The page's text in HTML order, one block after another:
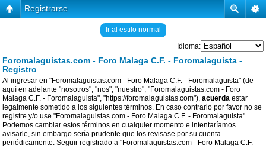
Registrarse
Ir al estilo normal
Idioma:
Foromalaguistas.com - Foro Malaga C.F. - Foromalaguista -
Registro
Al ingresar en "Foromalaguistas.com - Foro Malaga C.F. - Foromalaguista" (de
aquí en adelante "nosotros", "nos", "nuestro", "Foromalaguistas.com - Foro
Malaga C.F. - Foromalaguista", "https://foromalaguistas.com"), acuerda estar
legalmente sometido a los siguientes términos. En caso contrario por favor no se
registre y/o use "Foromalaguistas.com - Foro Malaga C.F. - Foromalaguista".
Podemos cambiar estos términos en cualquier momento e intentaríamos
avisarle, sin embargo sería prudente que los revisase por su cuenta
periódicamente. Seguir registrado a "Foromalaguistas.com - Foro Malaga C.F. -